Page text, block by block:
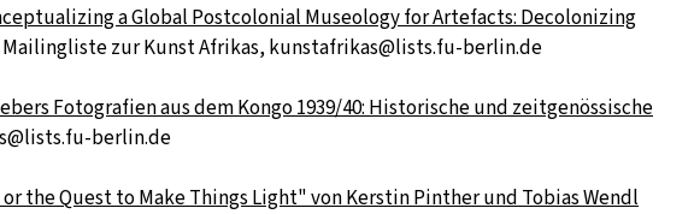
a Global Postcolonial Museology for Artefacts: Decolonizing
Mailingliste zur Kunst Afrikas, kunstafrikas@lists.fu-berlin.de
Fotografien aus dem Kongo 1939/40: Historische und zeitgenössische
berlin.de
the Quest to Make Things Light" von Kerstin Pinther und Tobias Wendl